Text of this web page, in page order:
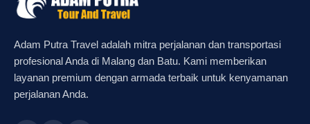
Adam Putra Travel adalah mitra perjalanan dan transportasi
profesional Anda di Malang dan Batu. Kami memberikan
layanan premium dengan armada terbaik untuk kenyamanan
perjalanan Anda.